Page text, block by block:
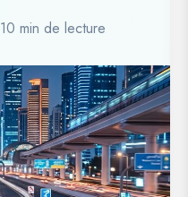
10 min de lecture